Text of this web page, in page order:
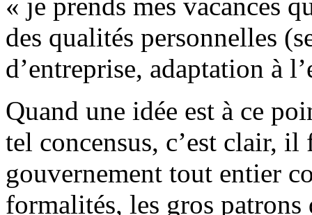
des qualités personnelles
d’entreprise, adaptation à
Quand une idée est à ce
tel concensus, c’est clair,
gouvernement tout entier
formalités, les gros